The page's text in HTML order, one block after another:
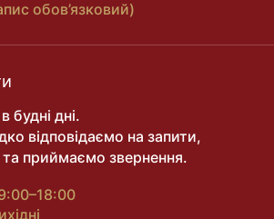
обов’язковий)
дні.
відповідаємо на запити,
приймаємо звернення.